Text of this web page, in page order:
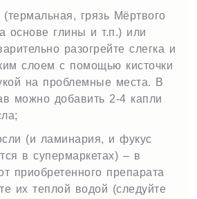
(термальная, грязь Мёртвого
основе глины и т.п.) или
разогрейте слегка и
слоем с помощью кисточки
на проблемные места. В
можно добавить 2-4 капли
(и ламинария, и фукус
в супермаркетах) – в
приобретенного препарата
их теплой водой (следуйте